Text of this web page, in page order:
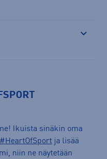
Ikuista sinäkin oma
#HeartOfSport ja lisää
niin ne näytetään